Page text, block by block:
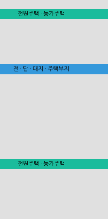
전원주택 · 농가주택
전 · 답 · 대지 · 주택부지
전원주택 · 농가주택